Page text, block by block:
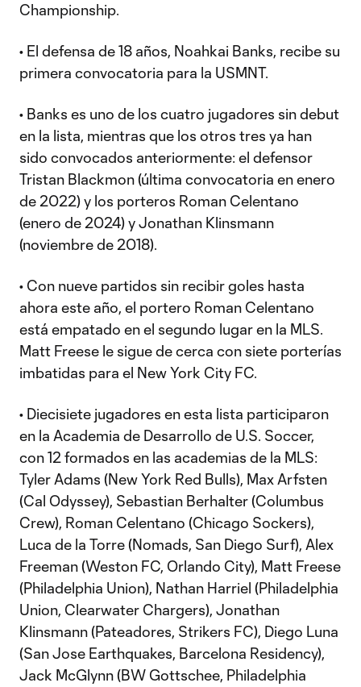
Championship.
• El defensa de 18 años, Noahkai Banks, recibe su
primera convocatoria para la USMNT.
• Banks es uno de los cuatro jugadores sin debut
en la lista, mientras que los otros tres ya han
sido convocados anteriormente: el defensor
Tristan Blackmon (última convocatoria en enero
de 2022) y los porteros Roman Celentano
(enero de 2024) y Jonathan Klinsmann
(noviembre de 2018).
• Con nueve partidos sin recibir goles hasta
ahora este año, el portero Roman Celentano
está empatado en el segundo lugar en la MLS.
Matt Freese le sigue de cerca con siete porterías
imbatidas para el New York City FC.
• Diecisiete jugadores en esta lista participaron
en la Academia de Desarrollo de U.S. Soccer,
con 12 formados en las academias de la MLS:
Tyler Adams (New York Red Bulls), Max Arfsten
(Cal Odyssey), Sebastian Berhalter (Columbus
Crew), Roman Celentano (Chicago Sockers),
Luca de la Torre (Nomads, San Diego Surf), Alex
Freeman (Weston FC, Orlando City), Matt Freese
(Philadelphia Union), Nathan Harriel (Philadelphia
Union, Clearwater Chargers), Jonathan
Klinsmann (Pateadores, Strikers FC), Diego Luna
(San Jose Earthquakes, Barcelona Residency),
Jack McGlynn (BW Gottschee, Philadelphia